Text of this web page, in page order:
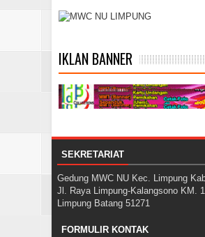
IKLAN BANNER
SEKRETARIAT
Gedung MWC NU Kec. Limpung
Jl. Raya Limpung-Kalangsono KM.
Limpung Batang 51271
FORMULIR KONTAK